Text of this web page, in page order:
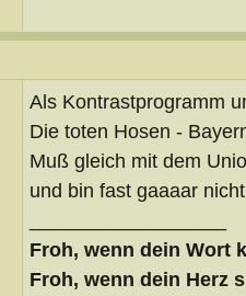
Als Kontrastprogramm
Die toten Hosen -
Muß gleich mit dem
und bin fast gaaaar
Froh, wenn dein Wort
Froh, wenn dein Herz